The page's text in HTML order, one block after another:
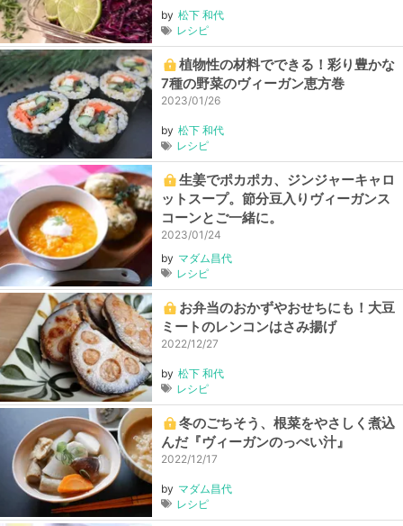
by 松下 和代
レシピ
植物性の材料でできる！彩り豊かな
7種の野菜のヴィーガン恵方巻
2023/01/26
by 松下 和代
レシピ
生姜でポカポカ、ジンジャーキャロ
ットスープ。節分豆入りヴィーガンス
コーンとご一緒に。
2023/01/24
by マダム昌代
レシピ
お弁当のおかずやおせちにも！大豆
ミートのレンコンはさみ揚げ
2022/12/27
by 松下 和代
レシピ
冬のごちそう、根菜をやさしく煮込
んだ『ヴィーガンのっぺい汁』
2022/12/17
by マダム昌代
レシピ